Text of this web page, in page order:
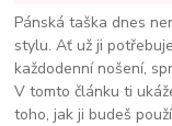
Pánská taška dnes
stylu. Ať už ji
každodenní nošení,
V tomto článku ti
toho, jak ji budeš